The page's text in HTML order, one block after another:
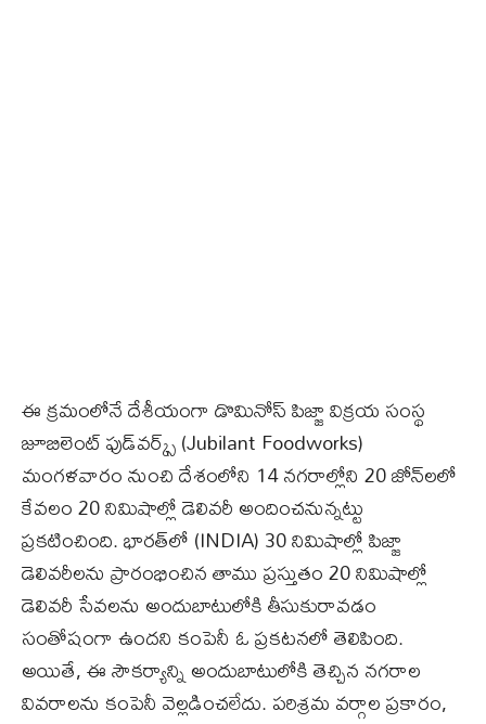
ఈ క్రమంలోనే దేశీయంగా డొమినోస్ పిజ్జా విక్రయ సంస్థ
జూబిలెంట్ ఫుడ్‌వర్క్స్ (Jubilant Foodworks)
మంగళవారం నుంచి దేశంలోని 14 నగరాల్లోని 20 జోన్‌లలో
కేవలం 20 నిమిషాల్లో డెలివరీ అందించనున్నట్టు
ప్రకటించింది. భారత్‌లో (INDIA) 30 నిమిషాల్లో పిజ్జా
డెలివరీలను ప్రారంభించిన తాము ప్రస్తుతం 20 నిమిషాల్లో
డెలివరీ సేవలను అందుబాటులోకి తీసుకురావడం
సంతోషంగా ఉందని కంపెనీ ఓ ప్రకటనలో తెలిపింది.
అయితే, ఈ సౌకర్యాన్ని అందుబాటులోకి తెచ్చిన నగరాల
వివరాలను కంపెనీ వెల్లడించలేదు. పరిశ్రమ వర్గాల ప్రకారం,